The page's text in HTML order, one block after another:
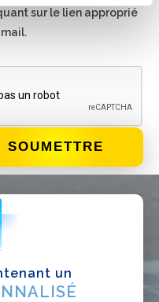
sur le lien approprié
un